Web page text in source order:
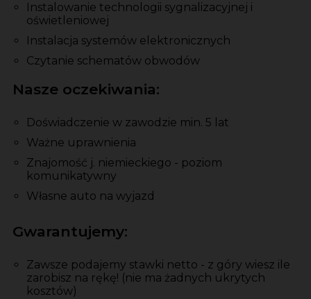
Instalowanie technologii sygnalizacyjnej i
oświetleniowej
Instalacja systemów elektronicznych
Czytanie schematów obwodów
Nasze oczekiwania:
Doświadczenie w zawodzie min. 5 lat
Ważne uprawnienia
Znajomość j. niemieckiego - poziom
komunikatywny
Własne auto na wyjazd
Gwarantujemy:
Zawsze podajemy stawki netto - z góry wiesz ile
zarobisz na rękę! (nie ma żadnych ukrytych
kosztów)